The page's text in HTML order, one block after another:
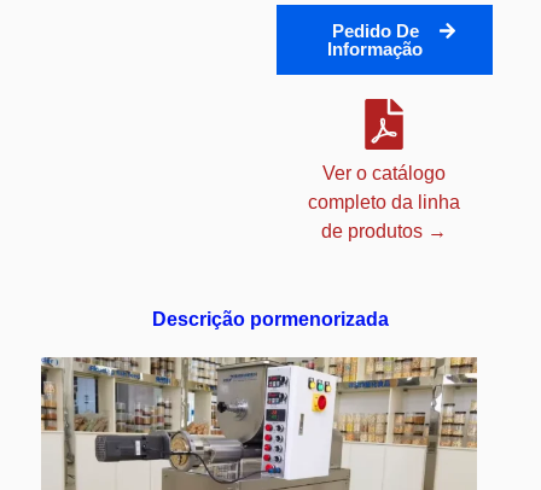
Pedido De
Informação
Ver o catálogo
completo da linha
de produtos →
Descrição pormenorizada